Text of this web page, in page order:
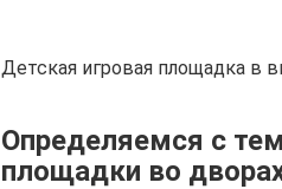
Детская игровая площадка в
Определяемся с
площадки во